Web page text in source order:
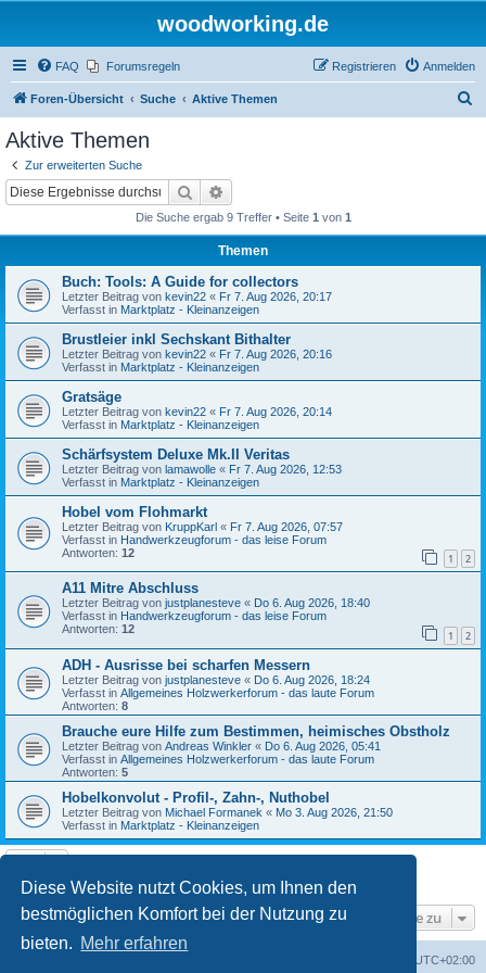
Diese Website nutzt Cookies, um Ihnen den
bestmöglichen Komfort bei der Nutzung zu
bieten. Mehr erfahren
woodworking.de
FAQ Forumsregeln Anmelden
Registrieren
Foren-Übersicht Suche Aktive Themen
Aktive Themen
Zur erweiterten Suche
Suche
Die Suche ergab 9 Treffer • Seite 1 von 1
Themen
Buch: Tools: A Guide for collectors
Letzter Beitrag von kevin22 « Fr 7. Aug 2026, 20:17
Verfasst in Marktplatz - Kleinanzeigen
Brustleier inkl Sechskant Bithalter
Letzter Beitrag von kevin22 « Fr 7. Aug 2026, 20:16
Verfasst in Marktplatz - Kleinanzeigen
Gratsäge
Letzter Beitrag von kevin22 « Fr 7. Aug 2026, 20:14
Verfasst in Marktplatz - Kleinanzeigen
Schärfsystem Deluxe Mk.II Veritas
Letzter Beitrag von lamawolle « Fr 7. Aug 2026, 12:53
Verfasst in Marktplatz - Kleinanzeigen
Hobel vom Flohmarkt
Letzter Beitrag von KruppKarl « Fr 7. Aug 2026, 07:57
Verfasst in Handwerkzeugforum - das leise Forum
Antworten: 12 1 2
A11 Mitre Abschluss
Letzter Beitrag von justplanesteve « Do 6. Aug 2026, 18:40
Verfasst in Handwerkzeugforum - das leise Forum
Antworten: 12 1 2
ADH - Ausrisse bei scharfen Messern
Letzter Beitrag von justplanesteve « Do 6. Aug 2026, 18:24
Verfasst in Allgemeines Holzwerkerforum - das laute Forum
Antworten: 8
Brauche eure Hilfe zum Bestimmen, heimisches Obstholz
Letzter Beitrag von Andreas Winkler « Do 6. Aug 2026, 05:41
Verfasst in Allgemeines Holzwerkerforum - das laute Forum
Antworten: 5
Hobelkonvolut - Profil-, Zahn-, Nuthobel
Letzter Beitrag von Michael Formanek « Mo 3. Aug 2026, 21:50
Verfasst in Marktplatz - Kleinanzeigen
Die Suche ergab 9 Treffer • Seite 1von1
Gehe zu
UTC+02:00